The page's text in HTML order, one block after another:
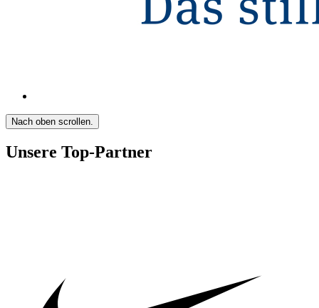
Nach oben scrollen.
Unsere Top-Partner